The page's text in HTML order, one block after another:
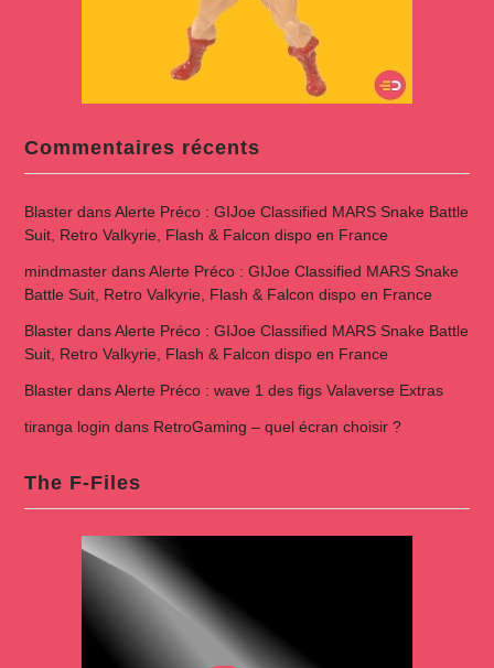
Commentaires récents
BlasterdansAlerte Préco : GIJoe Classified MARS Snake Battle
Suit, Retro Valkyrie, Flash & Falcon dispo en France
mindmasterdansAlerte Préco : GIJoe Classified MARS Snake
Battle Suit, Retro Valkyrie, Flash & Falcon dispo en France
BlasterdansAlerte Préco : GIJoe Classified MARS Snake Battle
Suit, Retro Valkyrie, Flash & Falcon dispo en France
BlasterdansAlerte Préco : wave 1 des figs Valaverse Extras
tiranga login dans RetroGaming – quel écran choisir ?
The F-Files